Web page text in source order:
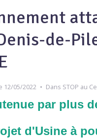
de-
12/05/2022 Dans STOP au
par plus
d'Usine à